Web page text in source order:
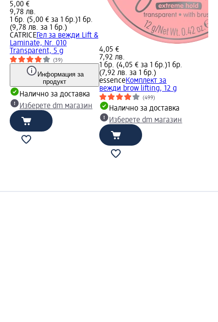
5,00 €
9,78 лв.
1 бр. (5,00 € за 1 бр.)1 бр.
(9,78 лв. за 1 бр.)
CATRICEГел за вежди Lift &
Laminate, Nr. 010
Transparent, 5 g
(39)
Информация за
продукт
Налично за доставка
Изберете dm магазин
4,05 €
7,92 лв.
1 бр. (4,05 € за 1 бр.)1 бр.
(7,92 лв. за 1 бр.)
essenceКомплект за
вежди brow lifting, 12 g
(499)
Налично за доставка
Изберете dm магазин